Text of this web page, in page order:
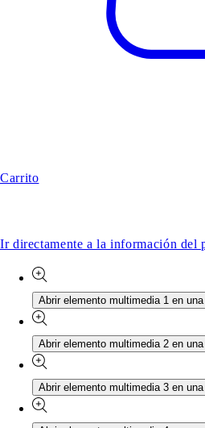
Carrito
Ir directamente a la información del
Abrir elemento multimedia 1 en
Abrir elemento multimedia 2 en
Abrir elemento multimedia 3 en